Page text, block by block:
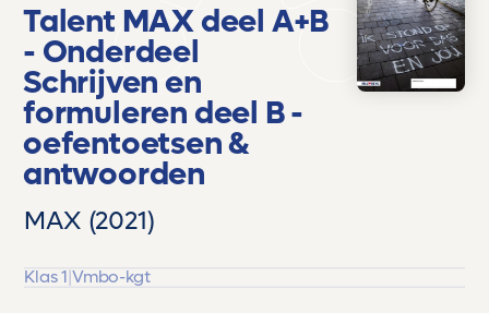
Talent MAX deel A+B
- Onderdeel
Schrijven en
formuleren deel B -
oefentoetsen &
antwoorden
MAX (2021)
Klas 1|Vmbo-kgt